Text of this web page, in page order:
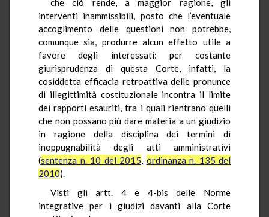
che ciò rende, a maggior ragione, gli
interventi inammissibili, posto che l’eventuale
accoglimento delle questioni non potrebbe,
comunque sia, produrre alcun effetto utile a
favore degli interessati: per costante
giurisprudenza di questa Corte, infatti, la
cosiddetta efficacia retroattiva delle pronunce
di illegittimità costituzionale incontra il limite
dei rapporti esauriti, tra i quali rientrano quelli
che non possano più dare materia a un giudizio
in ragione della disciplina dei termini di
inoppugnabilità degli atti amministrativi
(sentenza n. 10 del 2015, ordinanza n. 135 del
2010).
Visti gli artt. 4 e 4-bis delle Norme
integrative per i giudizi davanti alla Corte